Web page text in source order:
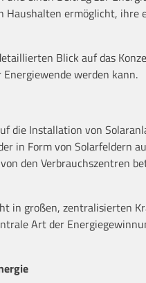
Haushalten ermöglicht,
Blick auf das
werden kann.
die Installation von
in Form von Solarfeldern
den Verbrauchszentren
in großen, zentralisierten
Art der